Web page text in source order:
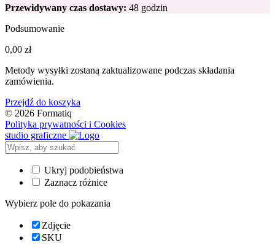
Przewidywany czas dostawy: 48 godzin
Podsumowanie
0,00 zł
Metody wysyłki zostaną zaktualizowane podczas składania
zamówienia.
Przejdź do koszyka
© 2026 Formatiq
Polityka prywatności i Cookies
studio graficzne
Ukryj podobieństwa
Zaznacz różnice
Wybierz pole do pokazania
Zdjęcie
SKU